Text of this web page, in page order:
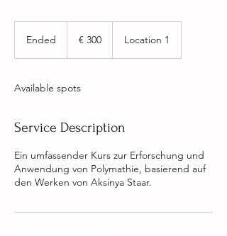
Ended
d
€ 300 Location 1
Available spots
Service Description
Ein umfassender Kurs zur Erforschung und
Anwendung von Polymathie, basierend auf
den Werken von Aksinya Staar.